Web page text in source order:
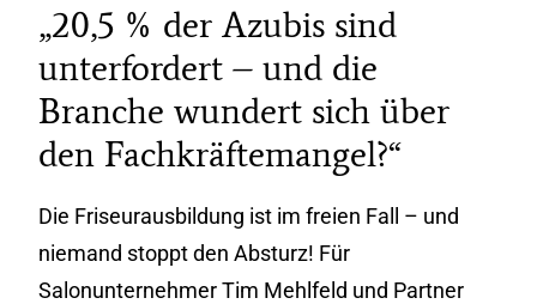
„20,5 % der Azubis sind
unterfordert – und die
Branche wundert sich über
den Fachkräftemangel?“
Die Friseurausbildung ist im freien Fall – und
niemand stoppt den Absturz! Für
Salonunternehmer Tim Mehlfeld und Partner